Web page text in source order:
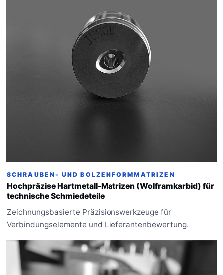
SCHRAUBEN- UND BOLZENFORMMATRIZEN
Hochpräzise Hartmetall-Matrizen (Wolframkarbid) für
technische Schmiedeteile
Zeichnungsbasierte Präzisionswerkzeuge für
Verbindungselemente und Lieferantenbewertung.